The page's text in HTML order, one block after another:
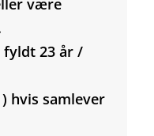
være
23 år /
hvis samlever